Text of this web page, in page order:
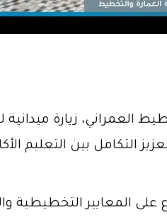
زيارة
التكامل بين التعليم
على المعايير التخطيطية